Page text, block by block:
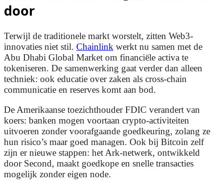
door
Terwijl de traditionele markt worstelt, zitten Web3-
innovaties niet stil. Chainlink werkt nu samen met de
Abu Dhabi Global Market om financiële activa te
tokeniseren. De samenwerking gaat verder dan alleen
techniek: ook educatie over zaken als cross-chain
communicatie en reserves komt aan bod.
De Amerikaanse toezichthouder FDIC verandert van
koers: banken mogen voortaan crypto-activiteiten
uitvoeren zonder voorafgaande goedkeuring, zolang ze
hun risico’s maar goed managen. Ook bij Bitcoin zelf
zijn er nieuwe stappen: het Ark-netwerk, ontwikkeld
door Second, maakt goedkope en snelle transacties
mogelijk zonder eigen node.